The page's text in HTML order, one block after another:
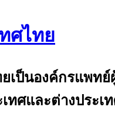
ศไทย
เป็นองค์กรแพ
ทศและต่างประเ